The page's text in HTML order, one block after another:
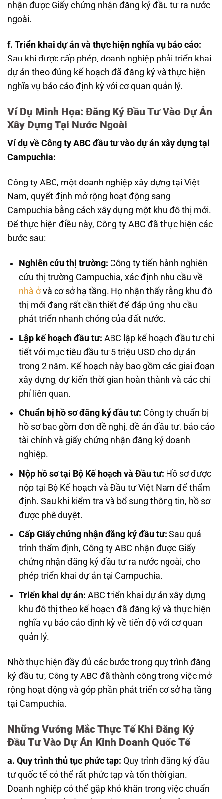
nhận được Giấy chứng nhận đăng ký đầu tư ra nước
ngoài.
f. Triển khai dự án và thực hiện nghĩa vụ báo cáo:
Sau khi được cấp phép, doanh nghiệp phải triển khai
dự án theo đúng kế hoạch đã đăng ký và thực hiện
nghĩa vụ báo cáo định kỳ với cơ quan quản lý.
Ví Dụ Minh Họa: Đăng Ký Đầu Tư Vào Dự Án
Xây Dựng Tại Nước Ngoài
Ví dụ về Công ty ABC đầu tư vào dự án xây dựng tại
Campuchia:
Công ty ABC, một doanh nghiệp xây dựng tại Việt
Nam, quyết định mở rộng hoạt động sang
Campuchia bằng cách xây dựng một khu đô thị mới.
Để thực hiện điều này, Công ty ABC đã thực hiện các
bước sau:
Nghiên cứu thị trường: Công ty tiến hành nghiên
cứu thị trường Campuchia, xác định nhu cầu về
nhà ởvà cơ sở hạ tầng. Họ nhận thấy rằng khu đô
thị mới đang rất cần thiết để đáp ứng nhu cầu
phát triển nhanh chóng của đất nước.
Lập kế hoạch đầu tư: ABC lập kế hoạch đầu tư chi
tiết với mục tiêu đầu tư 5 triệu USD cho dự án
trong 2 năm. Kế hoạch này bao gồm các giai đoạn
xây dựng, dự kiến thời gian hoàn thành và các chi
phí liên quan.
Chuẩn bị hồ sơ đăng ký đầu tư: Công ty chuẩn bị
hồ sơ bao gồm đơn đề nghị, đề án đầu tư, báo cáo
tài chính và giấy chứng nhận đăng ký doanh
nghiệp.
Nộp hồ sơ tại Bộ Kế hoạch và Đầu tư: Hồ sơ được
nộp tại Bộ Kế hoạch và Đầu tư Việt Nam để thẩm
định. Sau khi kiểm tra và bổ sung thông tin, hồ sơ
được phê duyệt.
Cấp Giấy chứng nhận đăng ký đầu tư: Sau quá
trình thẩm định, Công ty ABC nhận được Giấy
chứng nhận đăng ký đầu tư ra nước ngoài, cho
phép triển khai dự án tại Campuchia.
Triển khai dự án: ABC triển khai dự án xây dựng
khu đô thị theo kế hoạch đã đăng ký và thực hiện
nghĩa vụ báo cáo định kỳ về tiến độ với cơ quan
quản lý.
Nhờ thực hiện đầy đủ các bước trong quy trình đăng
ký đầu tư, Công ty ABC đã thành công trong việc mở
rộng hoạt động và góp phần phát triển cơ sở hạ tầng
tại Campuchia.
Những Vướng Mắc Thực Tế Khi Đăng Ký
Đầu Tư Vào Dự Án Kinh Doanh Quốc Tế
a. Quy trình thủ tục phức tạp: Quy trình đăng ký đầu
tư quốc tế có thể rất phức tạp và tốn thời gian.
Doanh nghiệp có thể gặp khó khăn trong việc chuẩn